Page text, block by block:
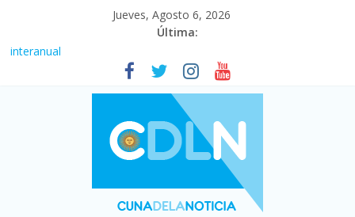
Jueves, Agosto 6, 2026
Última:
Fuerte caída de la venta de autos usados en julio: bajó un 12,6%
Central venció 1 a 0 al River de Coudet en el Monumental
La morosidad alcanzó su nivel más alto en dos décadas y ya
afecta a 400 mil deudores en Santa Fe
Desde que asumió Milei cerraron 41.000 kioscos: el sector
denuncia crisis como en 2001
Vacaciones de invierno con más movimiento y consumo
turístico: 4,6 millones de personas viajaron por el país, un 5,9%